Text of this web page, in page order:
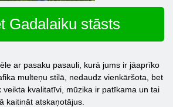
Gadalaiku stāsts
ar pasaku pasauli, kurā jums ir jāaprīko
multeņu stilā, nedaudz vienkāršota, bet
veikta kvalitatīvi, mūzika ir patīkama un tai
kaitināt atskaņotājus.